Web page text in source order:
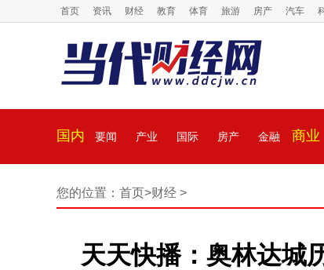
首页 资讯 财经 教育 体育 旅游 房产 汽车
国内 要闻 产业 国际 房产 金融 商业
您的位置： 首页>财经 >
天天快播：奥林达城